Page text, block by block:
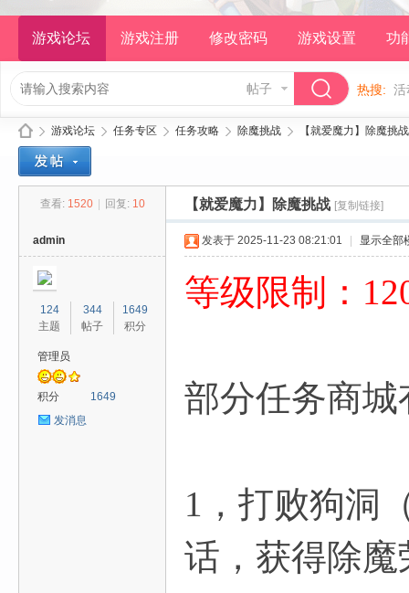
游戏论坛 游戏注册 修改密码 游戏设置 功
帖子 热搜: 活
游戏论坛 任务专区 任务攻略
›
除魔挑战
›
【就爱魔力】除魔挑战
查看: 1520 回复: 10 【就爱魔力】除魔挑战 [复制链接]
admin
124
主题
344
帖子
1649
积分
管理员
积分
1649
发消息
发表于 2025-11-23 08:21:01 显示全部
等级限制：
部分任务商
1，打败狗洞
话，获得除